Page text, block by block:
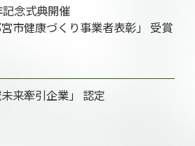
念式典開催
宮市健康づくり事業者表彰」 受賞
未来牽引企業」 認定